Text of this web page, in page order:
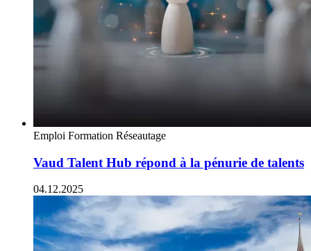
Emploi Formation Réseautage
Vaud Talent Hub répond à la pénurie de talents
04.12.2025